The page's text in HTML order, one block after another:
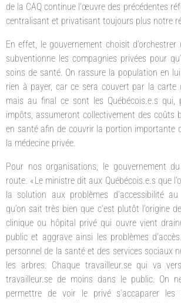
de la CAQ continue l’œuvre des précédentes
centralisant et privatisant toujours plus notre
En effet, le gouvernement choisit d’orchestrer
subventionne les compagnies privées pour
soins de santé. On rassure la population en lui
rien à payer, car ce sera couvert par la carte
mais au final ce sont les Québécois.e.s qui,
impôts, assumeront collectivement des coûts
en santé afin de couvrir la portion importante
la médecine privée.
Pour nos organisations, le gouvernement
route. « Le ministre dit aux Québécois.e.s que
la solution aux problèmes d’accessibilité
qu’on sait très bien que c’est plutôt l’origine
clinique ou hôpital privé qui ouvre vient
public et aggrave ainsi les problèmes
personnel de la santé et des services sociaux
les arbres. Chaque travailleur.se qui va
travailleur.se de moins dans le public. On
permettre de voir le privé s’accaparer les